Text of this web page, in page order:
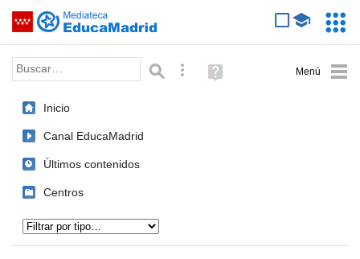
Saltar navegación
Palabra o frase: Búsqueda avanzada
Ayuda
(en
Inicio
Canal EducaMadrid
Últimos contenidos
Centros